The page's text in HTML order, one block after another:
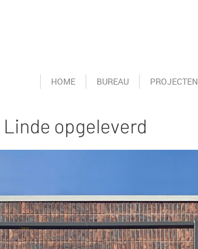
HOME BUREAU PROJECTEN
opgeleverd